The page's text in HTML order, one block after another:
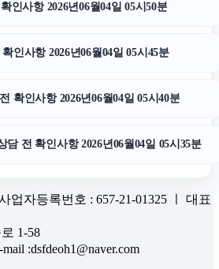
인사항 2026년06월04일 05시50분
인사항 2026년06월04일 05시45분
확인사항 2026년06월04일 05시40분
담 전 확인사항 2026년06월04일 05시35분
업자등록번호 : 657-21-01325 ㅣ 대표
1-58
:dsfdeoh1@naver.com